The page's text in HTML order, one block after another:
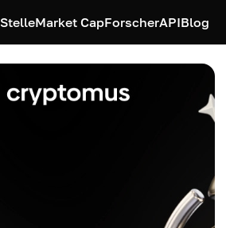
StelleMarket CapForscherAPIBlog